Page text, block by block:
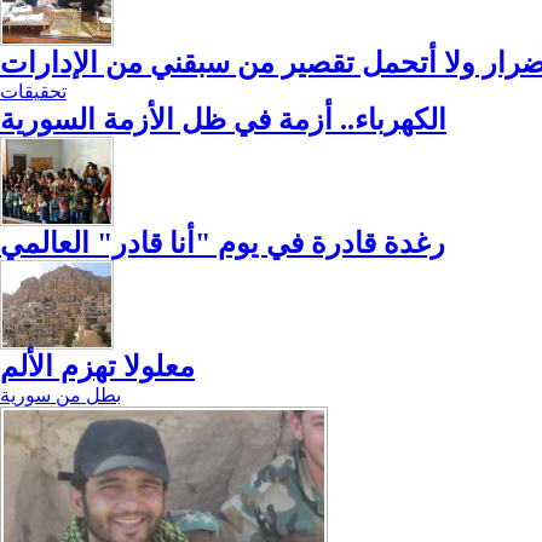
ولا أتحمل تقصير من سبقني من الإدارات
تحقيقات
الكهرباء.. أزمة في ظل الأزمة السورية
رغدة قادرة في يوم "أنا قادر" العالمي
معلولا تهزم الألم
بطل من سورية